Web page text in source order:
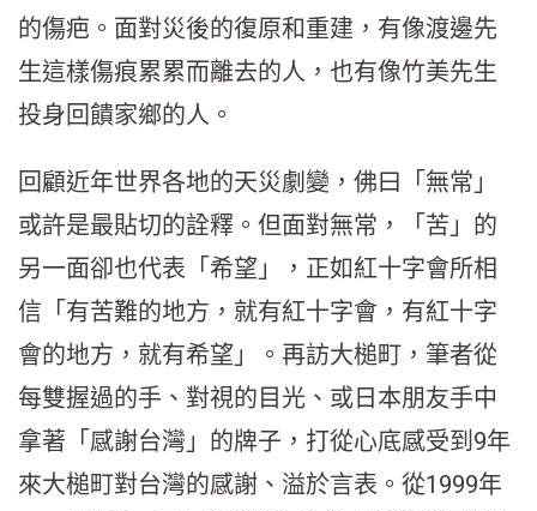
的傷疤。面對災後的復原和重建，有像渡邊先
生這樣傷痕累累而離去的人，也有像竹美先生
投身回饋家鄉的人。
回顧近年世界各地的天災劇變，佛曰「無常」
或許是最貼切的詮釋。但面對無常，「苦」的
另一面卻也代表「希望」，正如紅十字會所相
信「有苦難的地方，就有紅十字會，有紅十字
會的地方，就有希望」。再訪大槌町，筆者從
每雙握過的手、對視的目光、或日本朋友手中
拿著「感謝台灣」的牌子，打從心底感受到9年
來大槌町對台灣的感謝、溢於言表。從1999年